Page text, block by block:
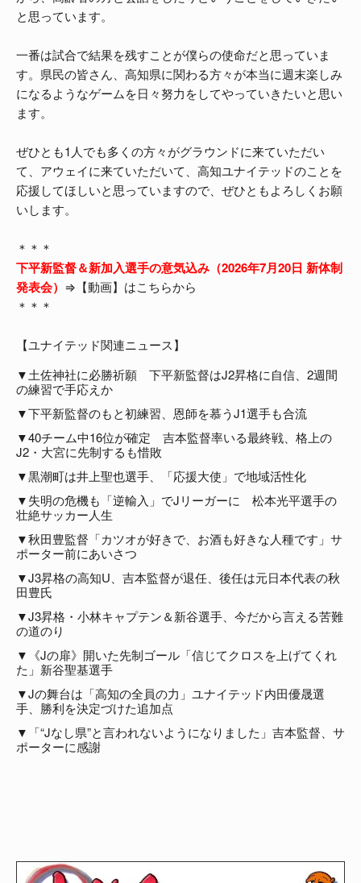
と思っています。
一番は試合で結果を残すことが僕らの使命だと思っていま
す。県民の皆さん、高知県に関わる方々が本当に週末楽しみ
になるようなゲームを日々努力をしてやっていきたいと思い
ます。
ぜひとも1人でも多くの方々がグラウンドに来ていただい
て、アウェイに来ていただいて、高知ユナイテッドのことを
応援してほしいと思っていますので、ぜひともよろしくお願
いします。
＊＊＊
下平新監督＆新加入選手の意気込み（2026年7月20日 新体制
発表会） ⇒【動画】はこちらから
＊＊＊
【ユナイテッド関連ニュース】
▼土佐神社に必勝祈願 下平新監督はJ2昇格に自信、2週間
の練習で手応えか
▼下平新監督のもと初練習、恩師を慕うJ1選手も合流
▼40チーム中16位が確定 吉本監督率いる最終戦、格上の
J2・大宮に先制するも惜敗
▼黒潮町は井上聖也選手、「応援大使」で地域活性化
▼失明の危機も「逆輸入」でJリーガーに 松本光平選手の
壮絶サッカー人生
▼秋田豊監督「カツオが好きで、お酒も好きな人種です」サ
ポーター前にあいさつ
▼J3昇格の高知U、吉本監督が退任、後任は元日本代表の秋
田豊氏
▼J3昇格・小林キャプテン＆新谷選手、今だから言える苦難
の道のり
▼《Jの扉》開いた先制ゴール「信じてクロスを上げてくれ
た」新谷聖基選手
▼Jの舞台は「高知の全員の力」ユナイテッド内田優晟選
手、勝利を決定づけた追加点
▼「“Jなし県”と言われないようになりました」吉本監督、サ
ポーターに感謝